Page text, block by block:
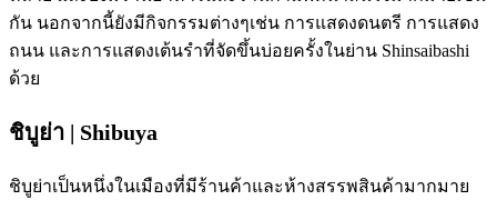
กัน นอกจากนี้ยังมีกิจกรรมต่างๆเช่น การแสดงดนตรี การแสดง
ถนน และการแสดงเต้นรำที่จัดขึ้นบ่อยครั้งในย่าน Shinsaibashi
ด้วย
ชิบูย่า | Shibuya
ชิบูย่าเป็นหนึ่งในเมืองที่มีร้านค้าและห้างสรรพสินค้ามากมาย